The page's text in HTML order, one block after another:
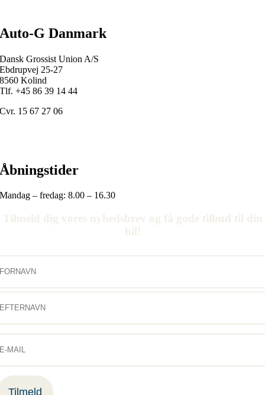
Auto-G Danmark
Dansk Grossist Union A/S
Ebdrupvej 25-27
8560 Kolind
Tlf. +4586 39 14 44
Cvr. 15 67 27 06
Åbningstider
Mandag – fredag: 8.00 – 16.30
Tilmeld dig vores nyhedsbrev og få gode tilbud til din
bil!